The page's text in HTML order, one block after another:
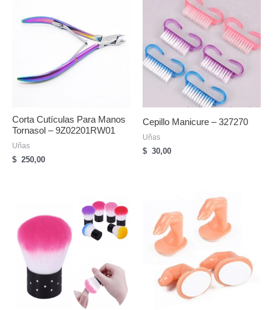
Corta Cutículas Para Manos
Tornasol – 9Z02201RW01
Uñas
$ 250,00
Cepillo Manicure – 327270
Uñas
$ 30,00